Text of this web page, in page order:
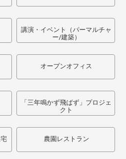
講演・イベント（パーマルチャ
ー/建築）
オープンオフィス
「三年鳴かず飛ばず」プロジェ
クト
農園レストラン